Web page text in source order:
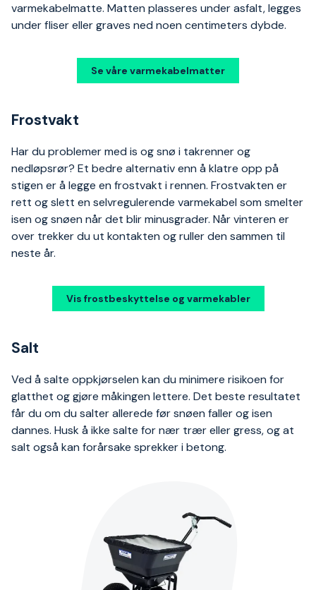
varmekabelmatte. Matten plasseres under asfalt, legges
under fliser eller graves ned noen centimeters dybde.
Se våre varmekabelmatter
Frostvakt
Har du problemer med is og snø i takrenner og
nedløpsrør? Et bedre alternativ enn å klatre opp på
stigen er å legge en frostvakt i rennen. Frostvakten er
rett og slett en selvregulerende varmekabel som smelter
isen og snøen når det blir minusgrader. Når vinteren er
over trekker du ut kontakten og ruller den sammen til
neste år.
Vis frostbeskyttelse og varmekabler
Salt
Ved å salte oppkjørselen kan du minimere risikoen for
glatthet og gjøre måkingen lettere. Det beste resultatet
får du om du salter allerede før snøen faller og isen
dannes. Husk å ikke salte for nær trær eller gress, og at
salt også kan forårsake sprekker i betong.